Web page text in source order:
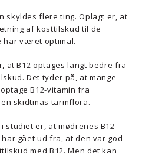
skyldes flere ting. Oplagt er, at
af kosttilskud til de
har været optimal.
at B12 optages langt bedre fra
Det tyder på, at mange
B12-vitamin fra
skidtmas tarmflora.
studiet er, at mødrenes B12-
gået ud fra, at den var god
med B12. Men det kan